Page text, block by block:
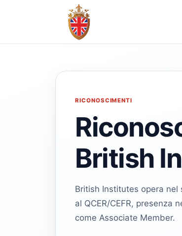
RICONOSCIMENTI
British
British Institutes opera
al QCER/CEFR, presenza
come Associate Member.